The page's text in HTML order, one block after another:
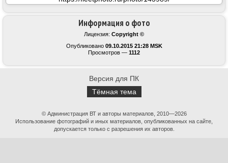
Информация о фото
Лицензия: Copyright ©
Опубликовано 09.10.2015 21:28 MSK
Просмотров — 1112
Версия для ПК
Тёмная тема
© Администрация ВТ и авторы материалов, 2010—2026
Использование фотографий и иных материалов, опубликованных на сайте,
допускается только с разрешения их авторов.